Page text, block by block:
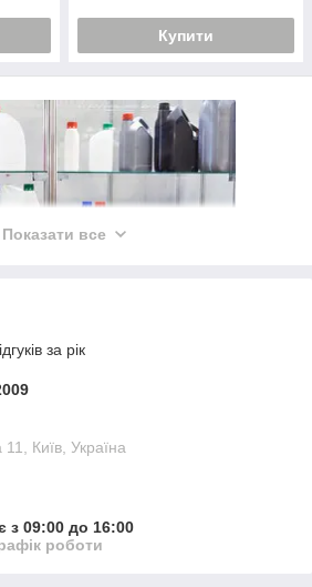
Купити
полімерної промисловості. Вона
металевим побратимам і значно
в прямому і переносному сенсі.
Показати все
за рік
Київ, Україна
з 09:00 до 16:00
роботи